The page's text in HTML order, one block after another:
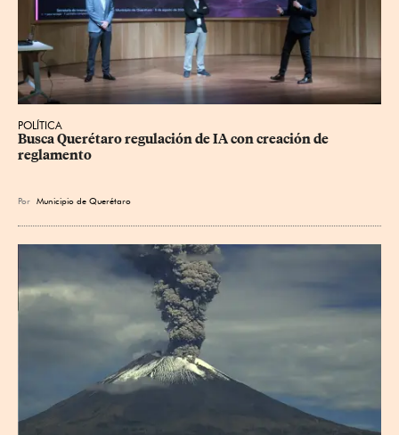
POLÍTICA
Busca Querétaro regulación de IA con creación de
reglamento
Por Municipio de Querétaro